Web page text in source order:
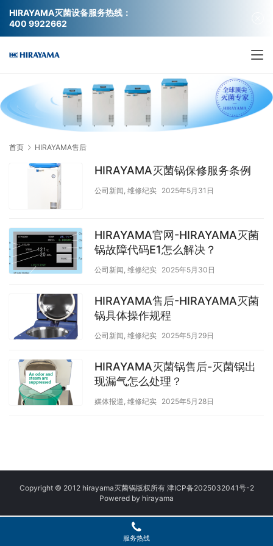
首页 HIRAYAMA售后
HIRAYAMA灭菌锅保修服务条例
公司新闻 维修纪实 2025年5月31日
HIRAYAMA官网-HIRAYAMA灭菌
锅故障代码E1怎么解决？
公司新闻 维修纪实 2025年5月30日
HIRAYAMA售后-HIRAYAMA灭菌
锅具体操作规程
公司新闻 维修纪实 2025年5月29日
HIRAYAMA灭菌锅售后-灭菌锅出
现漏气怎么处理？
媒体报道 维修纪实 2025年5月28日
Copyright © 2012 hirayama灭菌锅版权所有 津ICP备2025032041号-2
Powered by hirayama
服务热线
HIRAYAMA灭菌设备服务热线：
400 9922662